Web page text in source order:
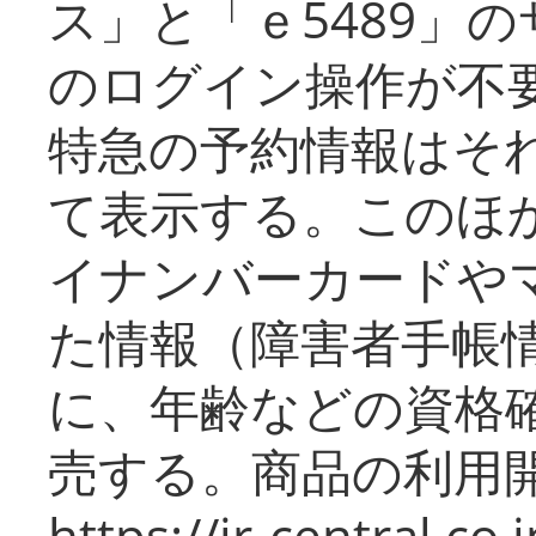
ス」と「ｅ5489」
のログイン操作が不
特急の予約情報はそ
て表示する。このほ
イナンバーカードや
た情報（障害者手帳
に、年齢などの資格
売する。商品の利用